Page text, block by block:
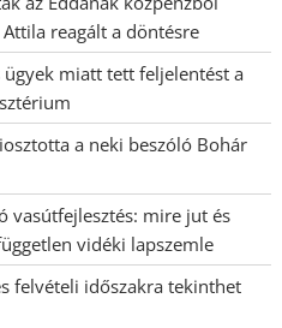
reagált a döntésre
miatt tett feljelentést a
a neki beszóló Bohár
vasútfejlesztés: mire jut és
vidéki lapszemle
felvételi időszakra tekinthet